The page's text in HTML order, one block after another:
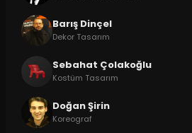
Barış Dinçel
Dekor Tasarım
Sebahat Çolakoğlu
Kostüm Tasarım
Doğan Şirin
Koreograf